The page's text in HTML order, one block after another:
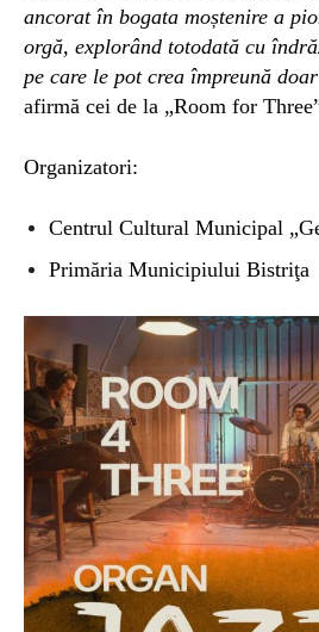
ancorat în bogata moștenire a
orgă, explorând totodată cu
pe care le pot crea împreună
afirmă cei de la „Room for
Organizatori:
Centrul Cultural Municipal
Primăria Municipiului Bistriţa